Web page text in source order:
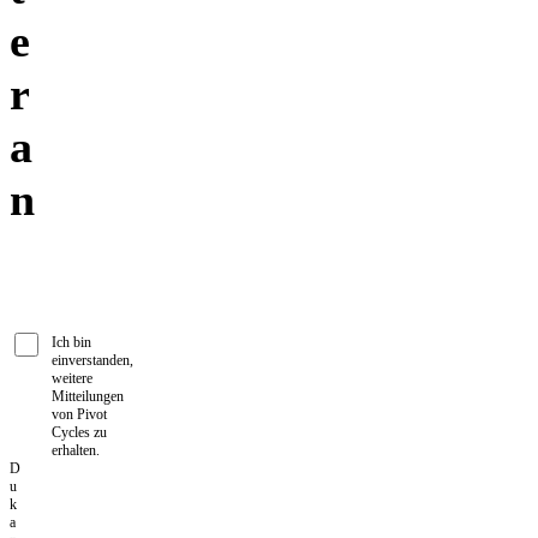
e
r
a
n
Ich bin
einverstanden,
weitere
Mitteilungen
von Pivot
Cycles zu
erhalten.
D
u
k
a